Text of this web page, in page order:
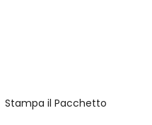
Stampa il Pacchetto